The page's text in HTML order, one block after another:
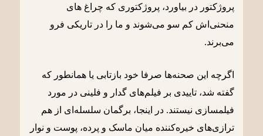
پروژکتور در بیاورد، پروژکتوری که چراغ های
منحنی‌اش کم سو می‌شوند و ما را در تاریکی فرو
می‌برند.
اگرچه این صحنه‌ها صرفا خود بازتابی یا همانطور که
گفته شد، تاییدی بر فیلم‌های گدار و فلینی در مورد
فیلمسازی نیستند. در اینجا، برگمان سلسله‌ای از هم
ترازی‌های خیره‌کننده میان ماسک و پرده، پوست و نوار